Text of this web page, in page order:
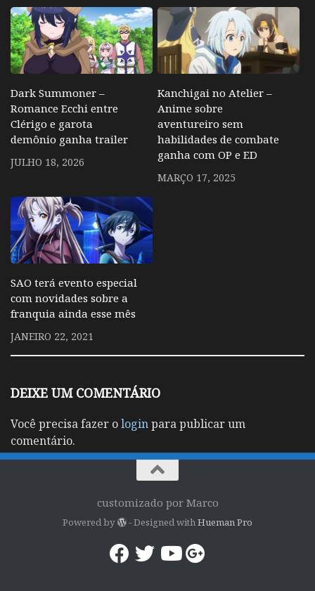
Dark Summoner –
Romance Ecchi entre
Clérigo e garota
demônio ganha trailer
JULHO 18, 2026
Kanchigai no Atelier –
Anime sobre
aventureiro sem
habilidades de combate
ganha com OP e ED
MARÇO 17, 2025
SAO terá evento especial
com novidades sobre a
franquia ainda esse mês
JANEIRO 22, 2021
DEIXE UM COMENTÁRIO
Você precisa fazer ologinpara publicar um
comentário.
customizado por Marco
Powered by - Designed withHueman Pro